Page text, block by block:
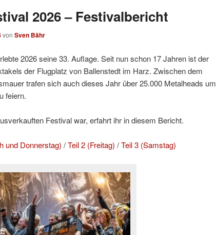
2026 – Festivalbericht
von Sven Bähr
2026 seine 33. Auflage. Seit nun schon 17 Jahren ist der
der Flugplatz von Ballenstedt im Harz. Zwischen dem
trafen sich auch dieses Jahr über 25.000 Metalheads um
feiern.
Festival war, erfahrt ihr in diesem Bericht.
und Donnerstag) /Teil 2 (Freitag) /Teil 3 (Samstag)